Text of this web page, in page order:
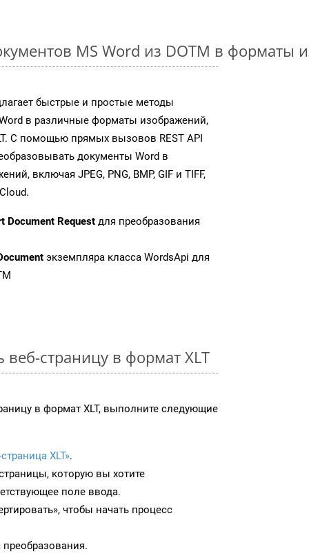
MS Word из DOTM в
быстрые и простые методы
в различные форматы изображений,
С помощью прямых вызовов REST API
документы Word в
включая JPEG, PNG, BMP, GIF и TIFF,
Document Request для преобразования
экземпляра класса WordsApi для
веб-страницу в формат XLT
в формат XLT, выполните следующие
XLT».
которую вы хотите
поле ввода.
чтобы начать процесс